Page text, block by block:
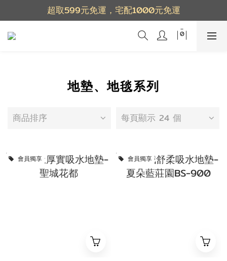
超取599元免運，宅配1000元免運
地墊、地毯系列
商品排序 每頁顯示 24 個
會員獨享 會員獨享